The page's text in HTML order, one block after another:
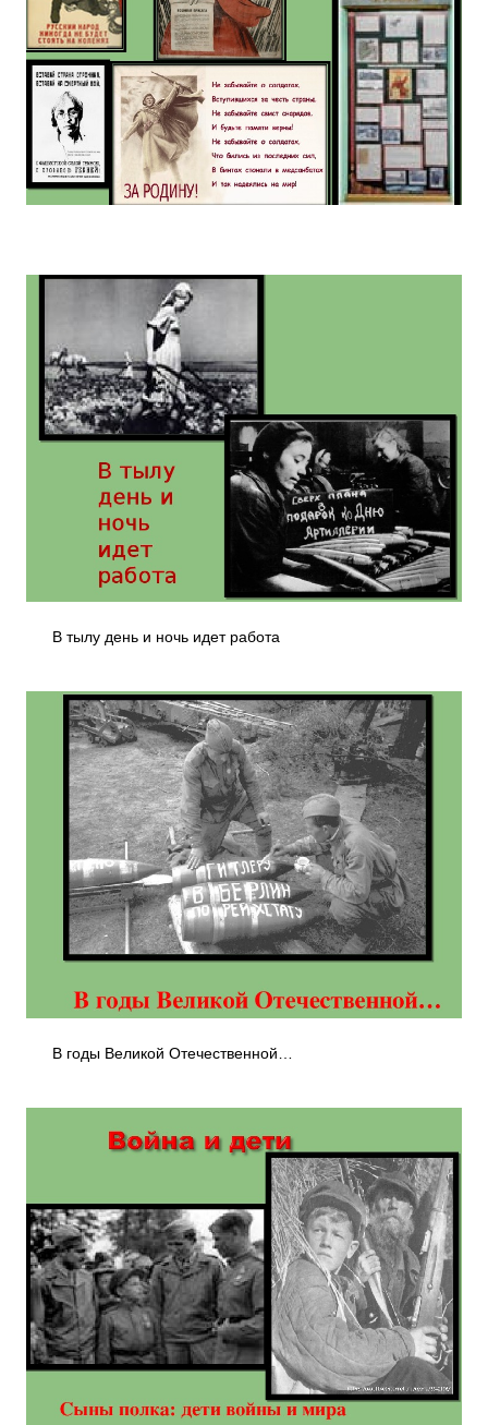
В тылу день и ночь идет работа
В годы Великой Отечественной…